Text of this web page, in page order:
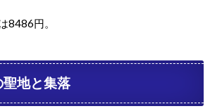
8486円。
地と集落